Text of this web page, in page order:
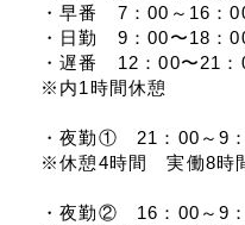
・早番 7：00～16：
・日勤 9：00〜18：
・遅番 12：00〜21：
※内1時間休憩
・夜勤① 21：00～9
※休憩4時間 実働8時
・夜勤② 16：00～9：